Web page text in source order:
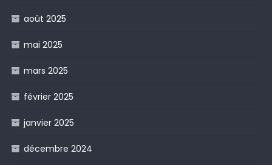
août 2025
mai 2025
mars 2025
février 2025
janvier 2025
décembre 2024